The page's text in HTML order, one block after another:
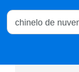
Buscar no Magalu